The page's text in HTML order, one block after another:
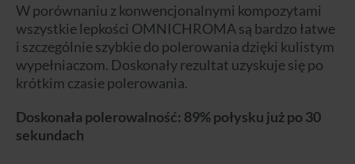
W porównaniu z konwencjonalnymi kompozytami
wszystkie lepkości OMNICHROMA są bardzo łatwe
i szczególnie szybkie do polerowania dzięki kulistym
wypełniaczom. Doskonały rezultat uzyskuje się po
krótkim czasie polerowania.
Doskonała polerowalność: 89% połysku już po 30
sekundach